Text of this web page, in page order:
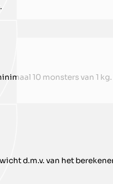
10 monsters van 1 kg.
d.m.v. van het